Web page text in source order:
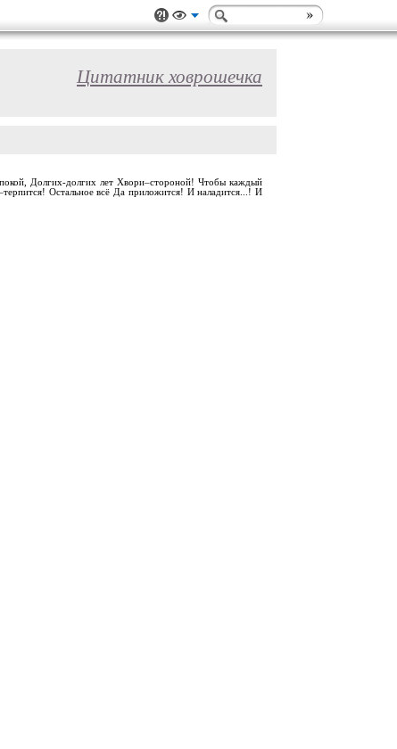
Цитатник ховрошечка
Долгих-долгих лет Хвори–стороной! Чтобы каждый
Остальное всё Да приложится! И наладится...! И